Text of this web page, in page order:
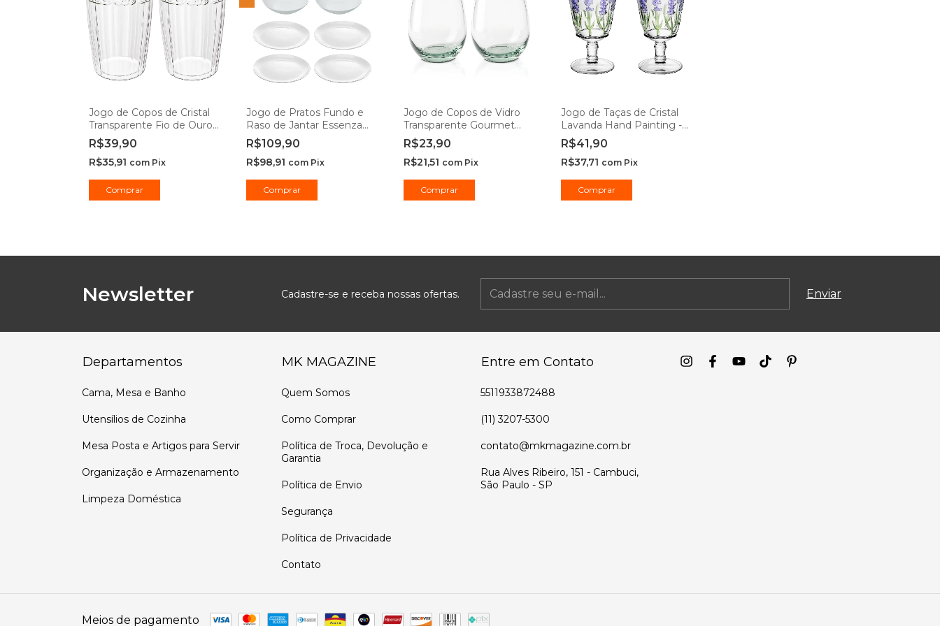
Jogo de Copos de Cristal
Transparente Fio de Ouro
Imperial 370ml - Lyor
R$39,90
R$35,91 com Pix
Comprar
Jogo de Pratos Fundo e
Raso de Jantar Essenza
Opaline 20cm e 25cm -
Rojemac Profissional
R$109,90
R$98,91 com Pix
Comprar
Jogo de Copos de Vidro
Transparente Gourmet
450ml - Class Home
R$23,90
R$21,51 com Pix
Comprar
Jogo de Taças de Cristal
Lavanda Hand Painting -
Lyor
R$41,90
R$37,71 com Pix
Comprar
Newsletter Cadastre-se e receba nossas ofertas.
Departamentos
Cama, Mesa e Banho
Utensílios de Cozinha
Mesa Posta e Artigos para Servir
Organização e Armazenamento
Limpeza Doméstica
MK MAGAZINE
Quem Somos
Como Comprar
Política de Troca, Devolução e
Garantia
Política de Envio
Segurança
Política de Privacidade
Contato
Entre em Contato
5511933872488
(11) 3207-5300
contato@mkmagazine.com.br
Rua Alves Ribeiro, 151 - Cambuci,
São Paulo - SP
Meios de pagamento